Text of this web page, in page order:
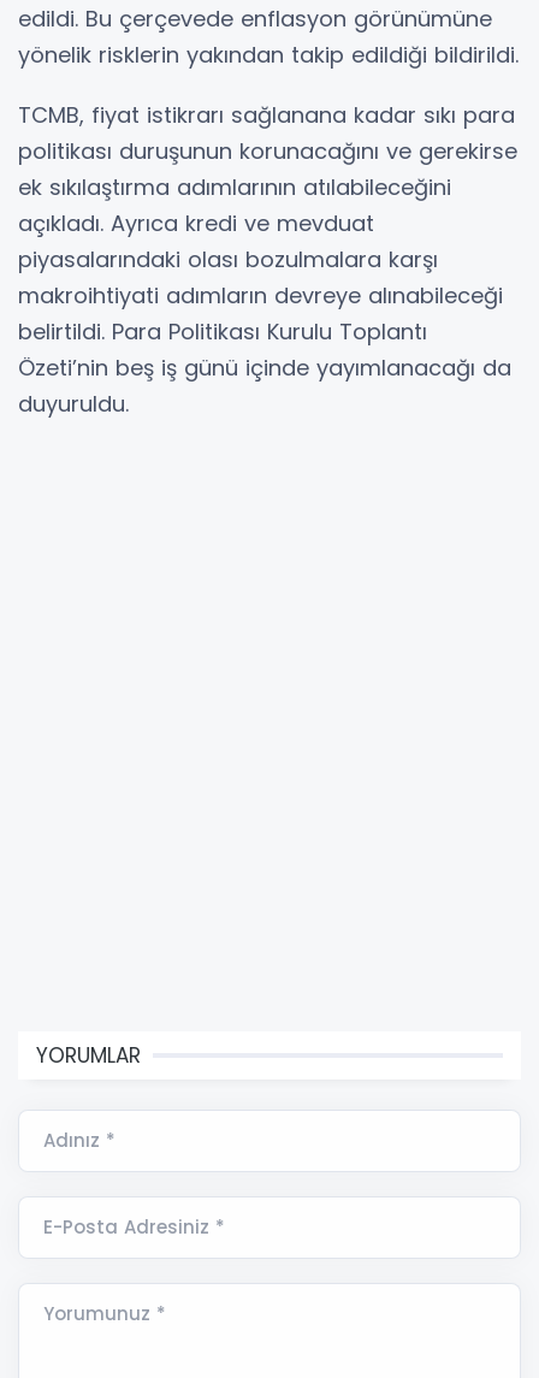
edildi. Bu çerçevede enflasyon görünümüne
yönelik risklerin yakından takip edildiği bildirildi.
TCMB, fiyat istikrarı sağlanana kadar sıkı para
politikası duruşunun korunacağını ve gerekirse
ek sıkılaştırma adımlarının atılabileceğini
açıkladı. Ayrıca kredi ve mevduat
piyasalarındaki olası bozulmalara karşı
makroihtiyati adımların devreye alınabileceği
belirtildi. Para Politikası Kurulu Toplantı
Özeti’nin beş iş günü içinde yayımlanacağı da
duyuruldu.
YORUMLAR
Adınız *
E-Posta Adresiniz *
Yorumunuz *